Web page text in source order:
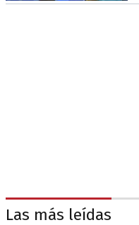
Las más leídas